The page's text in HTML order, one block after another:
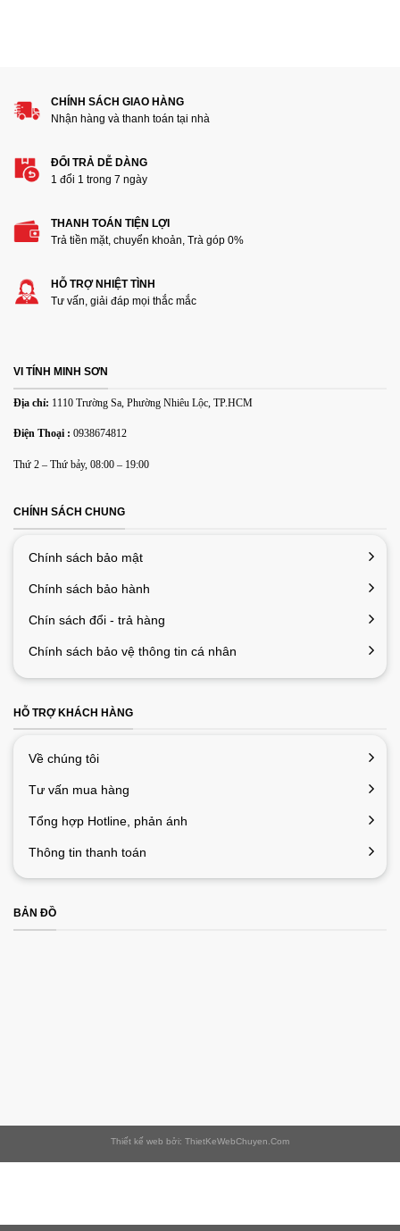
Thêm ảnh đánh giá
Các định dạng ảnh được chấp nhận: jpg,png.
Email*
cho lần bình luận kế tiếp của tôi.
CHÍNH SÁCH GIAO HÀNG
Nhận hàng và thanh toán tại nhà
ĐỔI TRẢ DỄ DÀNG
1 đổi 1 trong 7 ngày
THANH TOÁN TIỆN LỢI
Trả tiền mặt, chuyển khoản, Trà góp 0%
HỖ TRỢ NHIỆT TÌNH
Tư vấn, giải đáp mọi thắc mắc
VI TÍNH MINH SƠN
Địa chỉ: 1110 Trường Sa, Phường Nhiêu Lộc, TP.HCM
Điện Thoại : 0938674812
Thứ 2 – Thứ bảy, 08:00 – 19:00
CHÍNH SÁCH CHUNG
Chính sách bảo mật
Chính sách bảo hành
Chín sách đổi - trả hàng
Chính sách bảo vệ thông tin cá nhân
HỖ TRỢ KHÁCH HÀNG
Về chúng tôi
Tư vấn mua hàng
Tổng hợp Hotline, phản ánh
Thông tin thanh toán
BẢN ĐỒ
Thiết kế web bởi: ThietKeWebChuyen.Com